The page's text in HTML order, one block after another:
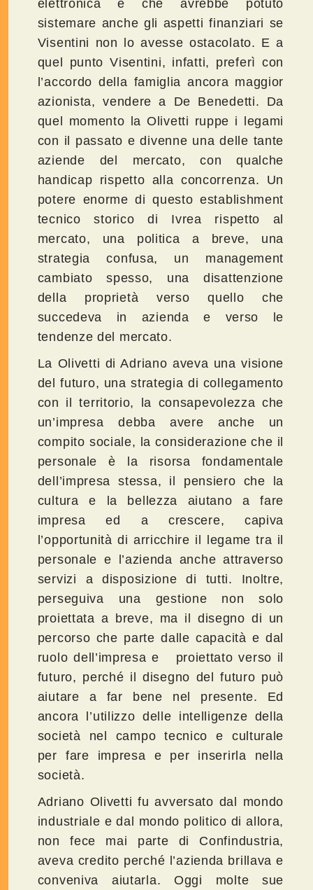
elettronica e che avrebbe potuto
sistemare anche gli aspetti finanziari se
Visentini non lo avesse ostacolato. E a
quel punto Visentini, infatti, preferì con
l’accordo della famiglia ancora maggior
azionista, vendere a De Benedetti. Da
quel momento la Olivetti ruppe i legami
con il passato e divenne una delle tante
aziende del mercato, con qualche
handicap rispetto alla concorrenza. Un
potere enorme di questo establishment
tecnico storico di Ivrea rispetto al
mercato, una politica a breve, una
strategia confusa, un management
cambiato spesso, una disattenzione
della proprietà verso quello che
succedeva in azienda e verso le
tendenze del mercato.
La Olivetti di Adriano aveva una visione
del futuro, una strategia di collegamento
con il territorio, la consapevolezza che
un’impresa debba avere anche un
compito sociale, la considerazione che il
personale è la risorsa fondamentale
dell’impresa stessa, il pensiero che la
cultura e la bellezza aiutano a fare
impresa ed a crescere, capiva
l’opportunità di arricchire il legame tra il
personale e l’azienda anche attraverso
servizi a disposizione di tutti. Inoltre,
perseguiva una gestione non solo
proiettata a breve, ma il disegno di un
percorso che parte dalle capacità e dal
ruolo dell’impresa e proiettato verso il
futuro, perché il disegno del futuro può
aiutare a far bene nel presente. Ed
ancora l’utilizzo delle intelligenze della
società nel campo tecnico e culturale
per fare impresa e per inserirla nella
società.
Adriano Olivetti fu avversato dal mondo
industriale e dal mondo politico di allora,
non fece mai parte di Confindustria,
aveva credito perché l’azienda brillava e
conveniva aiutarla. Oggi molte sue